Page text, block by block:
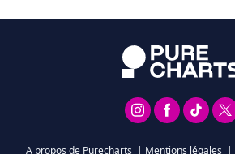
A propos de Purecharts | Mentions légales |